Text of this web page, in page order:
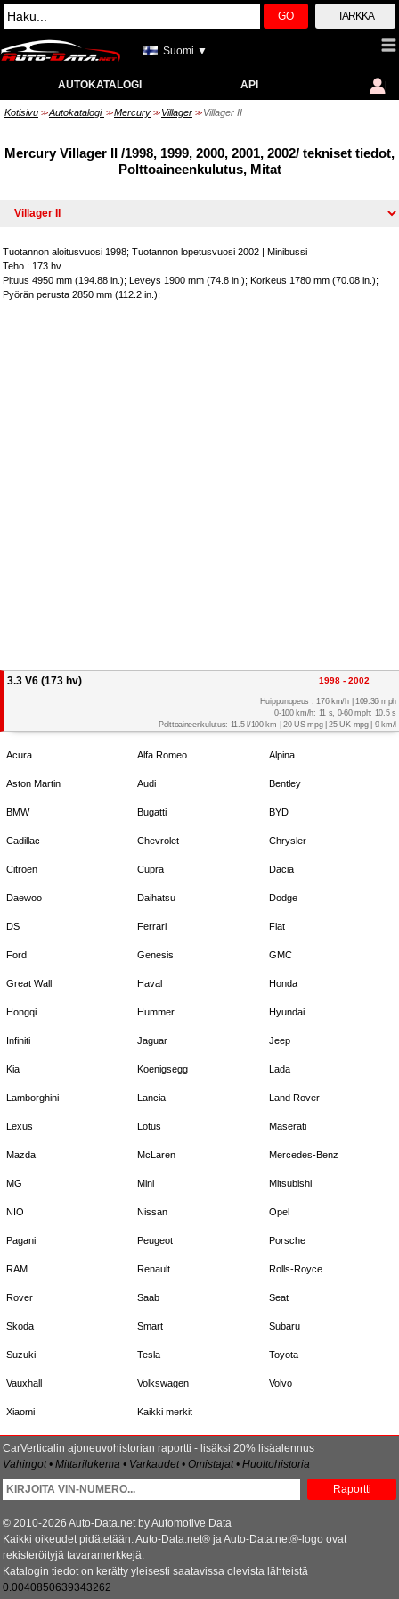
GO TARKKA
Suomi ▼
AUTOKATALOGI API
Kotisivu >> Autokatalogi >> Mercury >> Villager >> Villager II
Mercury Villager II /1998, 1999, 2000, 2001, 2002/ tekniset tiedot,
Polttoaineenkulutus, Mitat
Tuotannon aloitusvuosi 1998; Tuotannon lopetusvuosi 2002 | Minibussi
Teho : 173 hv
Pituus 4950 mm (194.88 in.); Leveys 1900 mm (74.8 in.); Korkeus 1780 mm (70.08 in.);
Pyörän perusta 2850 mm (112.2 in.);
3.3 V6 (173 hv) 1998 - 2002
Huippunopeus : 176 km/h | 109.36 mph
0-100 km/h: 11 s, 0-60 mph: 10.5 s
Polttoaineenkulutus: 11.5 l/100 km | 20 US mpg | 25 UK mpg | 9 km/l
Acura Alfa Romeo Alpina
Aston Martin Audi Bentley
BMW Bugatti BYD
Cadillac Chevrolet Chrysler
Citroen Cupra Dacia
Daewoo Daihatsu Dodge
DS Ferrari Fiat
Ford Genesis GMC
Great Wall Haval Honda
Hongqi Hummer Hyundai
Infiniti Jaguar Jeep
Kia Koenigsegg Lada
Lamborghini Lancia Land Rover
Lexus Lotus Maserati
Mazda McLaren Mercedes-Benz
MG Mini Mitsubishi
NIO Nissan Opel
Pagani Peugeot Porsche
RAM Renault Rolls-Royce
Rover Saab Seat
Skoda Smart Subaru
Suzuki Tesla Toyota
Vauxhall Volkswagen Volvo
Xiaomi Kaikki merkit
CarVerticalin ajoneuvohistorian raportti - lisäksi 20% lisäalennus
Vahingot • Mittarilukema • Varkaudet • Omistajat • Huoltohistoria
Raportti
© 2010-2026 Auto-Data.net by Automotive Data
Kaikki oikeudet pidätetään. Auto-Data.net® ja Auto-Data.net®-logo ovat
rekisteröityjä tavaramerkkejä.
Katalogin tiedot on kerätty yleisesti saatavissa olevista lähteistä
0.0040850639343262